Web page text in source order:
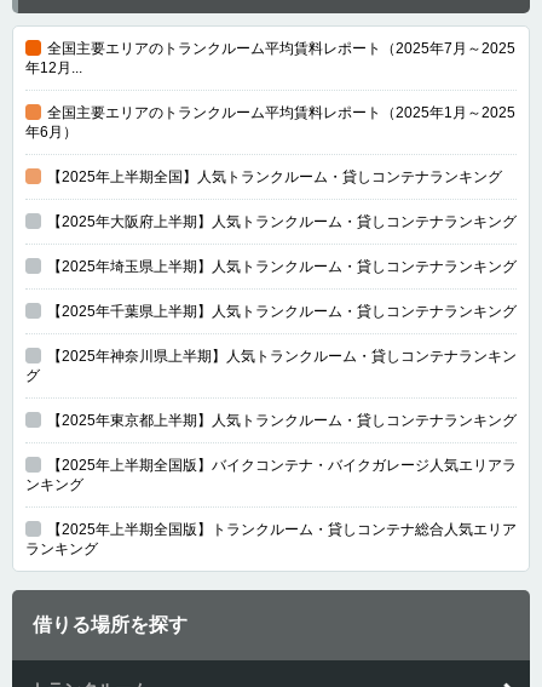
全国主要エリアのトランクルーム平均賃料レポート（2025年7月～2025
年12月...
全国主要エリアのトランクルーム平均賃料レポート（2025年1月～2025
年6月）
【2025年上半期全国】人気トランクルーム・貸しコンテナランキング
【2025年大阪府上半期】人気トランクルーム・貸しコンテナランキング
【2025年埼玉県上半期】人気トランクルーム・貸しコンテナランキング
【2025年千葉県上半期】人気トランクルーム・貸しコンテナランキング
【2025年神奈川県上半期】人気トランクルーム・貸しコンテナランキン
グ
【2025年東京都上半期】人気トランクルーム・貸しコンテナランキング
【2025年上半期全国版】バイクコンテナ・バイクガレージ人気エリアラ
ンキング
【2025年上半期全国版】トランクルーム・貸しコンテナ総合人気エリア
ランキング
借りる場所を探す